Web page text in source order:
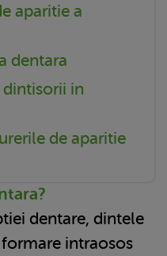
aparitie a
dentara
dintisorii in
de aparitie
dentare, dintele
intraosos